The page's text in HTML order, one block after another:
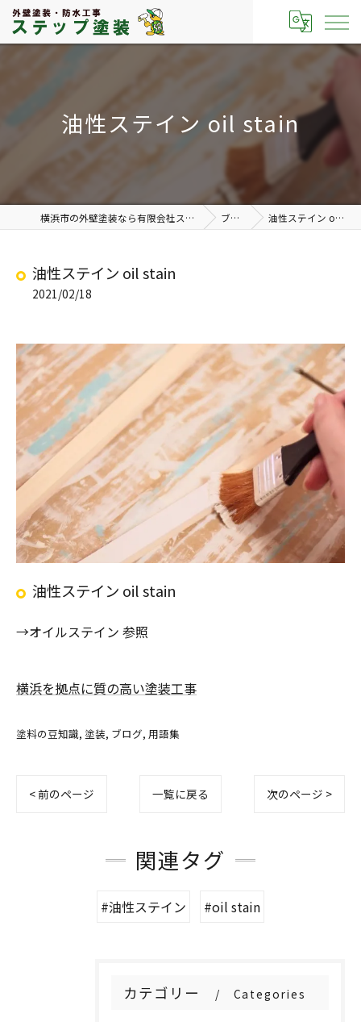
油性ステイン oil stain
横浜市の外壁塗装なら有限会社ステップ塗装 ブログ 油性ステイン oil stain
油性ステイン oil stain
2021/02/18
油性ステイン oil stain
→オイルステイン 参照
横浜を拠点に質の高い塗装工事
塗料の豆知識 塗装 ブログ 用語集
< 前のページ 一覧に戻る 次のページ >
関連タグ
#油性ステイン #oil stain
カテゴリー Categories